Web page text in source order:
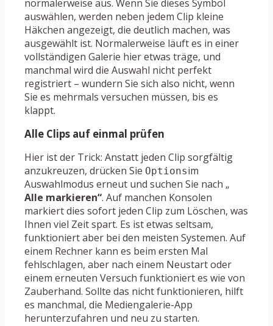
normalerweise aus. Wenn Sie dieses Symbol
auswählen, werden neben jedem Clip kleine
Häkchen angezeigt, die deutlich machen, was
ausgewählt ist. Normalerweise läuft es in einer
vollständigen Galerie hier etwas träge, und
manchmal wird die Auswahl nicht perfekt
registriert – wundern Sie sich also nicht, wenn
Sie es mehrmals versuchen müssen, bis es
klappt.
Alle Clips auf einmal prüfen
Hier ist der Trick: Anstatt jeden Clip sorgfältig
anzukreuzen, drücken Sie Optionsim
Auswahlmodus erneut und suchen Sie nach „
Alle markieren“. Auf manchen Konsolen
markiert dies sofort jeden Clip zum Löschen, was
Ihnen viel Zeit spart. Es ist etwas seltsam,
funktioniert aber bei den meisten Systemen. Auf
einem Rechner kann es beim ersten Mal
fehlschlagen, aber nach einem Neustart oder
einem erneuten Versuch funktioniert es wie von
Zauberhand. Sollte das nicht funktionieren, hilft
es manchmal, die Mediengalerie-App
herunterzufahren und neu zu starten.